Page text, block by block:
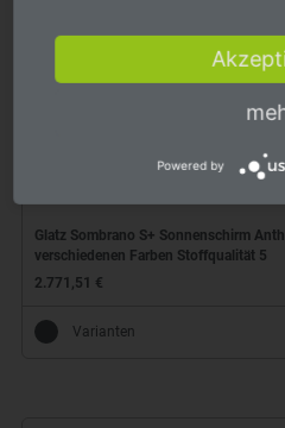
Glatz Sombrano S+ Sonnenschirm
verschiedenen Farben Stoffqualität 5
2.771,51 €
Varianten
Powered by